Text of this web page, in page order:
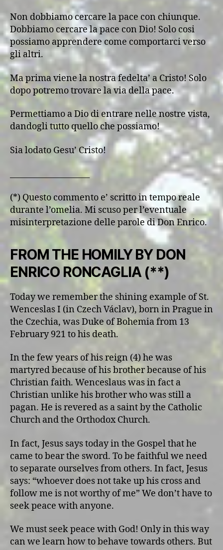
Non dobbiamo cercare la pace con chiunque.
Dobbiamo cercare la pace con Dio! Solo cosi
possiamo apprendere come comportarci verso
gli altri.
Ma prima viene la nostra fedelta’ a Cristo! Solo
dopo potremo trovare la via della pace.
Permettiamo a Dio di entrare nelle nostre vista,
dandogli tutto quello che possiamo!
Sia lodato Gesu’ Cristo!
____________________
(*) Questo commento e’ scritto in tempo reale
durante l’omelia. Mi scuso per l’eventuale
misinterpretazione delle parole di Don Enrico.
FROM THE HOMILY BY DON
ENRICO RONCAGLIA (**)
Today we remember the shining example of St.
Wenceslas I (in Czech Václav), born in Prague in
the Czechia, was Duke of Bohemia from 13
February 921 to his death.
In the few years of his reign (4) he was
martyred because of his brother because of his
Christian faith. Wenceslaus was in fact a
Christian unlike his brother who was still a
pagan. He is revered as a saint by the Catholic
Church and the Orthodox Church.
In fact, Jesus says today in the Gospel that he
came to bear the sword. To be faithful we need
to separate ourselves from others. In fact, Jesus
says: “whoever does not take up his cross and
follow me is not worthy of me” We don’t have to
seek peace with anyone.
We must seek peace with God! Only in this way
can we learn how to behave towards others. But